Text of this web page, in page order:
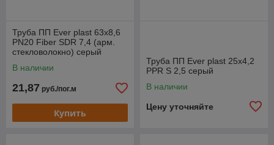
Труба ПП Ever plast 63x8,6
PN20 Fiber SDR 7,4 (арм.
стекловолокно) серый
В наличии
21,87 руб./пог.м
Купить
Труба ПП Ever plast 25x4,2
PPR S 2,5 серый
В наличии
Цену уточняйте